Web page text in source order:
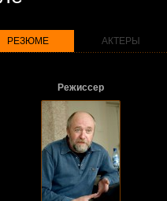
РЕЗЮМЕ АКТЕРЫ
Режиссер